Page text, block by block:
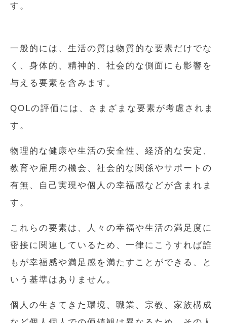
す。
一般的には、生活の質は物質的な要素だけでな
く、身体的、精神的、社会的な側面にも影響を
与える要素を含みます。
QOLの評価には、さまざまな要素が考慮されま
す。
物理的な健康や生活の安全性、経済的な安定、
教育や雇用の機会、社会的な関係やサポートの
有無、自己実現や個人の幸福感などが含まれま
す。
これらの要素は、人々の幸福や生活の満足度に
密接に関連しているため、一律にこうすれば誰
もが幸福感や満足感を満たすことができる、と
いう基準はありません。
個人の生きてきた環境、職業、宗教、家族構成